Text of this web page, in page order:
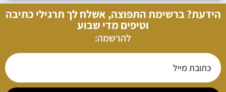
הידעת? ברשימת התפוצה, אשלח לך תרגילי כתיבה
וטיפים מדי שבוע
להרשמה: